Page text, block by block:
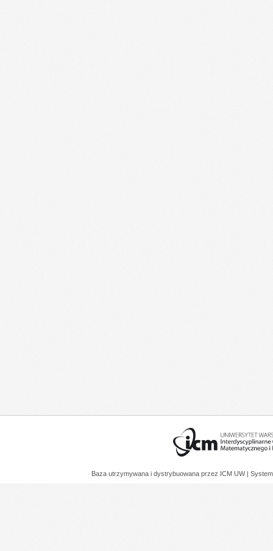
Baza utrzymywana i dystrybuowana przez ICM UW |